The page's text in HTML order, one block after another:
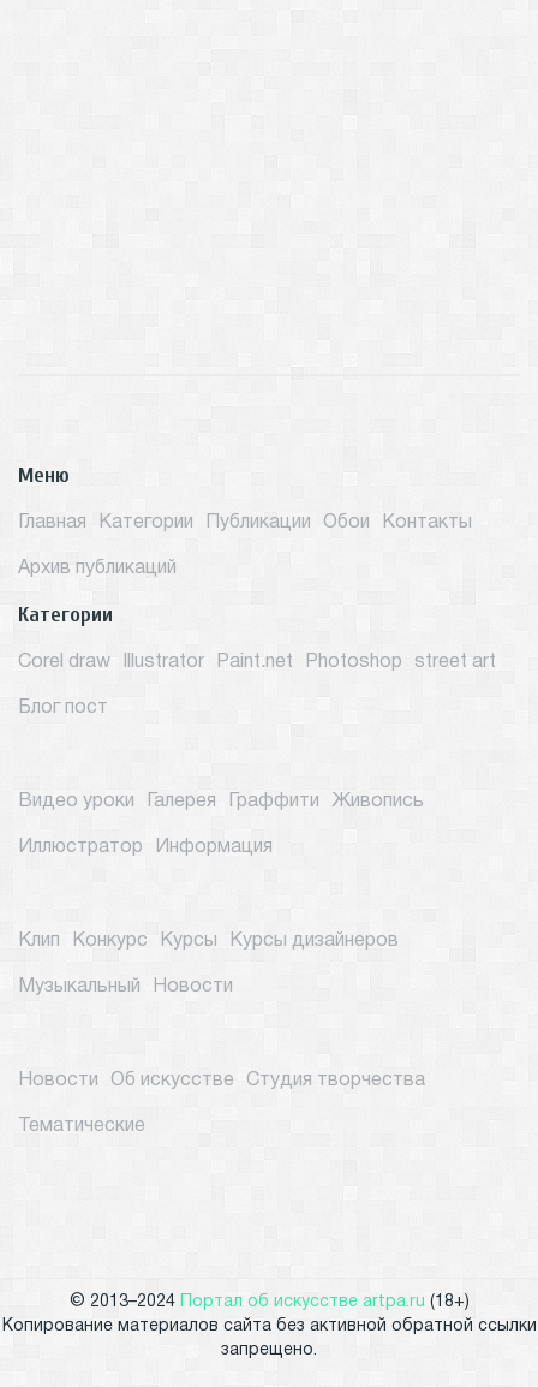
Меню
Главная Категории Публикации Обои Контакты
Архив публикаций
Категории
Corel draw Illustrator Paint.net Photoshop street art
Блог пост
Видео уроки Галерея Граффити Живопись
Иллюстратор Информация
Клип Конкурс Курсы Курсы дизайнеров
Музыкальный Новости
Новости Об искусстве Студия творчества
Тематические
© 2013–2024 Портал об искусстве artpa.ru (18+)
Копирование материалов сайта без активной обратной ссылки
запрещено.